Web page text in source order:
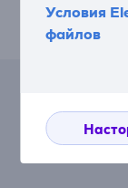
Условия
файлов
при этом
идеально как